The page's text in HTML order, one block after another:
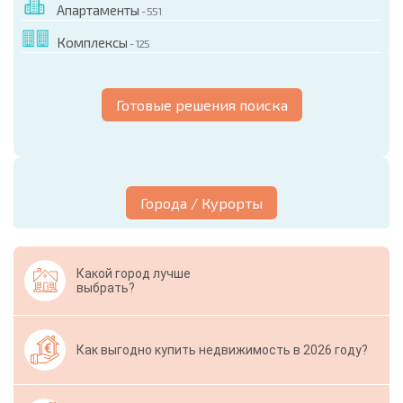
Апартаменты - 551
Комплексы - 125
Готовые решения поиска
Города / Курорты
Какой город лучше
выбрать?
Как выгодно купить недвижимость в 2026 году?